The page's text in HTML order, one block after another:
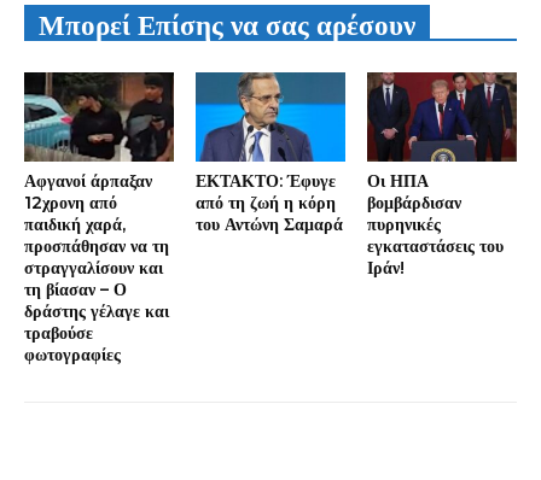
Μπορεί Επίσης να σας αρέσουν
Αφγανοί άρπαξαν
12χρονη από
παιδική χαρά,
προσπάθησαν να τη
στραγγαλίσουν και
τη βίασαν – Ο
δράστης γέλαγε και
τραβούσε
φωτογραφίες
ΕΚΤΑΚΤΟ: Έφυγε
από τη ζωή η κόρη
του Αντώνη Σαμαρά
Οι ΗΠΑ
βομβάρδισαν
πυρηνικές
εγκαταστάσεις του
Ιράν!